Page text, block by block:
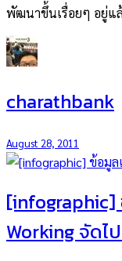
พัฒนาขึ้นเรื่อยๆ อยู่แ
charathbank
August 28, 2011
[infographic]
Working จัดไ